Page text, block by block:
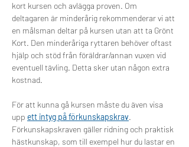
kort kursen och avlägga proven. Om
deltagaren är minderårig rekommenderar vi att
en målsman deltar på kursen utan att ta Grönt
Kort. Den minderåriga ryttaren behöver oftast
hjälp och stöd från föräldrar/annan vuxen vid
eventuell tävling. Detta sker utan någon extra
kostnad.
För att kunna gå kursen måste du även visa
upp ett intyg på förkunskapskrav.
Förkunskapskraven gäller ridning och praktisk
hästkunskap, som till exempel hur du lastar en